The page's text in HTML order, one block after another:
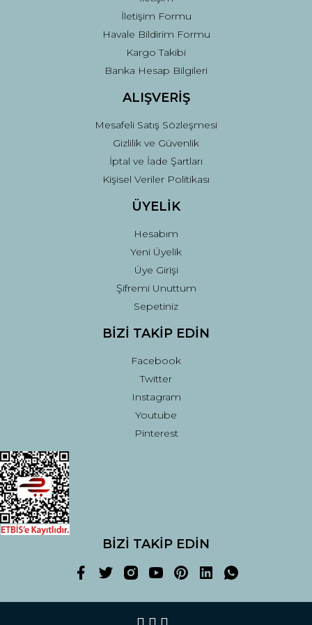
Gönder
İletişim Formu
Havale Bildirim Formu
Kargo Takibi
Banka Hesap Bilgileri
ALIŞVERİŞ
Mesafeli Satış Sözleşmesi
Gizlilik ve Güvenlik
İptal ve İade Şartları
Kişisel Veriler Politikası
ÜYELİK
Hesabım
Yeni Üyelik
Üye Girişi
Şifremi Unuttum
Sepetiniz
BİZİ TAKİP EDİN
Facebook
Twitter
Instagram
Youtube
Pinterest
BİZİ TAKİP EDİN